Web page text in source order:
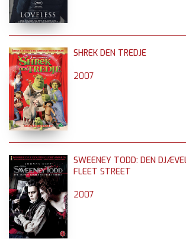
SHREK DEN TREDJE
2007
SWEENEY TODD: DEN
FLEET STREET
2007